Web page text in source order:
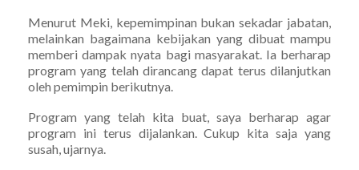
Menurut Meki, kepemimpinan bukan sekadar jabatan,
melainkan bagaimana kebijakan yang dibuat mampu
memberi dampak nyata bagi masyarakat. Ia berharap
program yang telah dirancang dapat terus dilanjutkan
oleh pemimpin berikutnya.
Program yang telah kita buat, saya berharap agar
program ini terus dijalankan. Cukup kita saja yang
susah, ujarnya.